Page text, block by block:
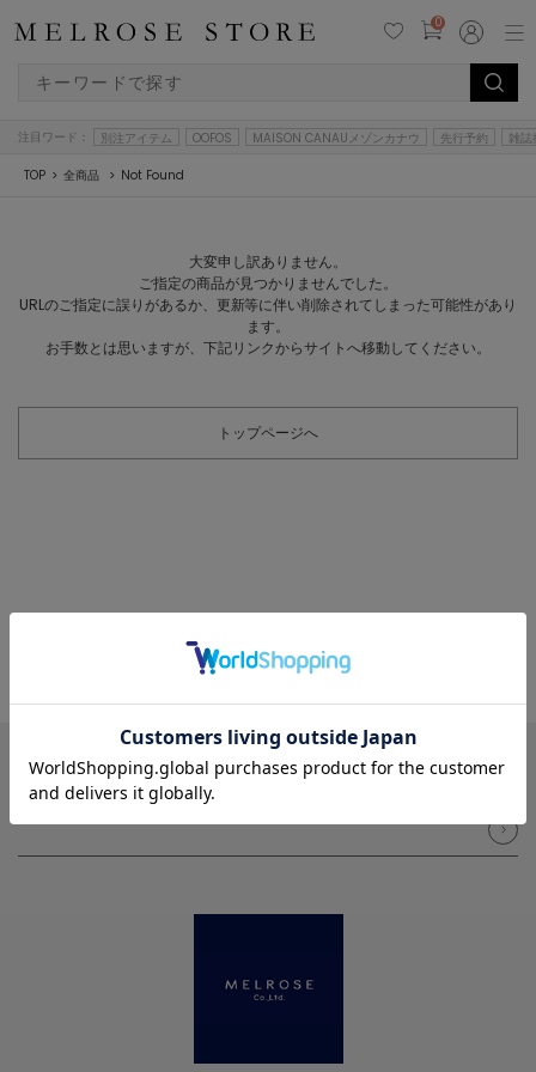
0
注目ワード： 別注アイテム OOFOS MAISON CANAUメゾンカナウ 先行予約 雑誌
TOP 全商品 Not Found
大変申し訳ありません。
ご指定の商品が見つかりませんでした。
URLのご指定に誤りがあるか、更新等に伴い削除されてしまった可能性があり
ます。
お手数とは思いますが、下記リンクからサイトへ移動してください。
トップページへ
NEWSLETTER メルマガ登録